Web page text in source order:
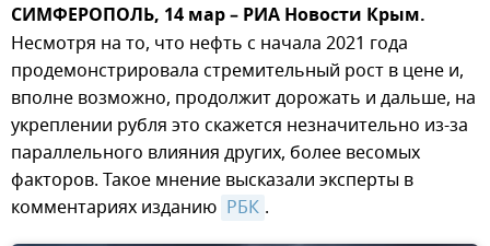
СИМФЕРОПОЛЬ, 14 мар – РИА Новости Крым.
Несмотря на то, что нефть с начала 2021 года
продемонстрировала стремительный рост в цене и,
вполне возможно, продолжит дорожать и дальше, на
укреплении рубля это скажется незначительно из-за
параллельного влияния других, более весомых
факторов. Такое мнение высказали эксперты в
комментариях изданию РБК .